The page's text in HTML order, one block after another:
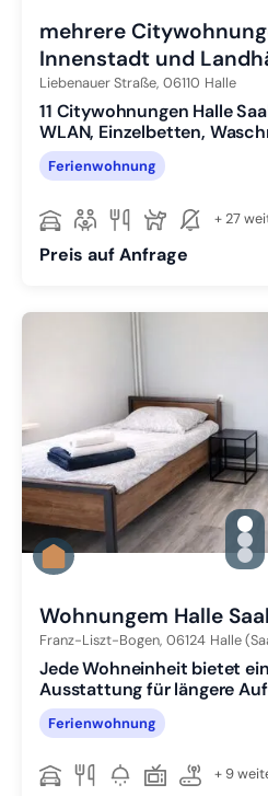
mehrere
Innenstadt und
Liebenauer Straße, 06110 Halle
11 Citywohnungen Halle
WLAN, Einzelbetten,
Ferienwohnung
+ 27
Preis auf Anfrage
Zu
Zu
Zu
Wohnungem Halle
Franz-Liszt-Bogen, 06124 Halle
Jede Wohneinheit bietet
Ausstattung für längere
Ferienwohnung
+ 9